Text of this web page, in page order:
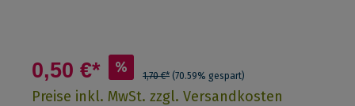
0,50 €* % 1,70 €* (70.59% gespart)
Preise inkl. MwSt. zzgl. Versandkosten